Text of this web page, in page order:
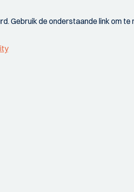
Gebruik de onderstaande link om te